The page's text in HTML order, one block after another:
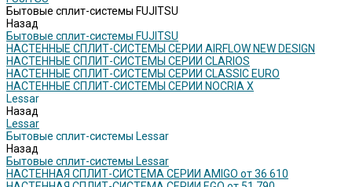
Бытовые сплит-системы FUJITSU
Назад
Бытовые сплит-системы FUJITSU
НАСТЕННЫЕ СПЛИТ-СИСТЕМЫ СЕРИИ AIRFLOW NEW DESIGN
НАСТЕННЫЕ СПЛИТ-СИСТЕМЫ СЕРИИ CLARIOS
НАСТЕННЫЕ СПЛИТ-СИСТЕМЫ СЕРИИ CLASSIC EURO
НАСТЕННЫЕ СПЛИТ-СИСТЕМЫ СЕРИИ NOCRIA X
Lessar
Назад
Lessar
Бытовые сплит-системы Lessar
Назад
Бытовые сплит-системы Lessar
НАСТЕННАЯ СПЛИТ-СИСТЕМА СЕРИИ AMIGO от 36 610